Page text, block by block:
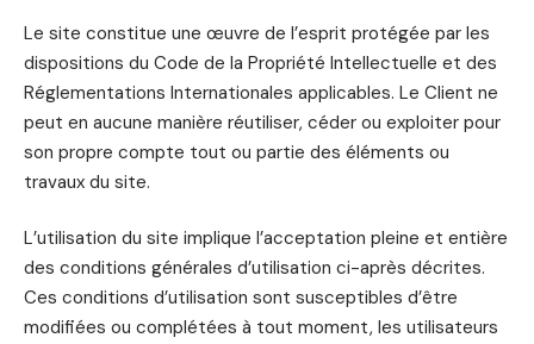
Le site constitue une œuvre de l’esprit protégée par les
dispositions du Code de la Propriété Intellectuelle et des
Réglementations Internationales applicables. Le Client ne
peut en aucune manière réutiliser, céder ou exploiter pour
son propre compte tout ou partie des éléments ou
travaux du site.
L’utilisation du site implique l’acceptation pleine et entière
des conditions générales d’utilisation ci-après décrites.
Ces conditions d’utilisation sont susceptibles d’être
modifiées ou complétées à tout moment, les utilisateurs